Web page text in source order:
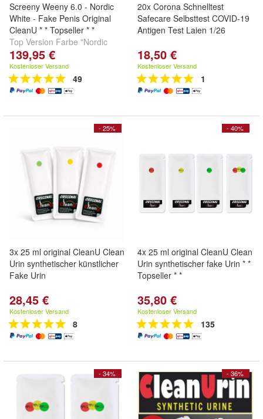
Screeny Weeny 6.0 - Nordic
White - Fake Penis Original
CleanU * * Topseller * *
Top Version Farbe "Nordic
White" in allen Penisformen
zum Bestpreis !!
139,95 €
Kostenloser Versand
49
20x Corona Schnelltest
Safecare Selbsttest COVID-19
Antigen Test Laien 1/26
18,50 €
Kostenloser Versand
1
- 25%
3x 25 ml original CleanU Clean
Urin synthetischer künstlicher
Fake Urin
28,45 €
Kostenloser Versand
8
- 40%
4x 25 ml original CleanU Clean
Urin synthetischer fake Urin * *
Topseller * *
35,80 €
Kostenloser Versand
135
- 34% - 36%